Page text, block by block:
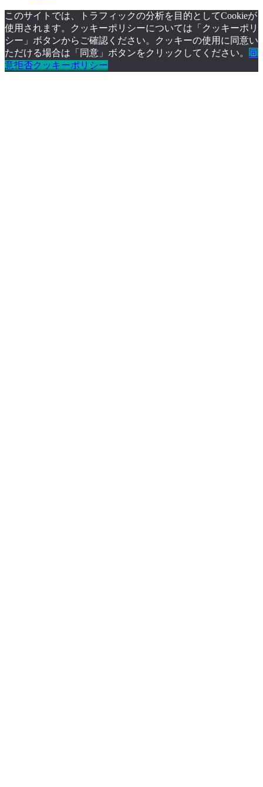
このサイトでは、トラフィックの分析を目的としてCookieが
使用されます。クッキーポリシーについては「クッキーポリ
シー」ボタンからご確認ください。クッキーの使用に同意い
ただける場合は「同意」ボタンをクリックしてください。
同
意拒否クッキーポリシー